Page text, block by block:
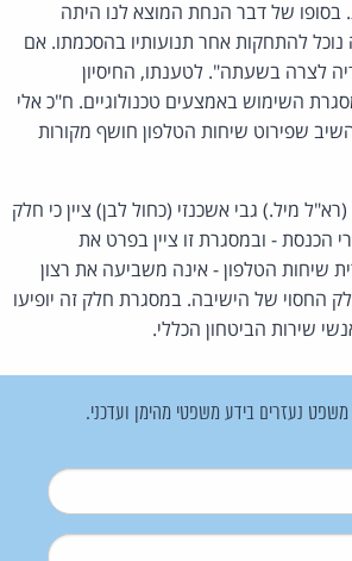
בסופו של דבר הנחת המוצא לנו היתה
להתחקות אחר תנועותיו בהסכמתו. אם
לצרה בשעתה". לטענתו, החיסיון
השימוש באמצעים טכנולוגיים. ח"כ אלי
שפירוט שיחות הטלפון חושף מקורות
מיל.) גבי אשכנזי (כחול לבן) ציין כי חלק
הכנסת - ובמסגרת זו ציין בפרט את
שיחות הטלפון - אינה משביעה את רצון
החסוי של הישיבה. במסגרת חלק זה יופיעו
שירות הביטחון הכללי.
משפט נעזרים בידע משפטי מהימן ועדכני.